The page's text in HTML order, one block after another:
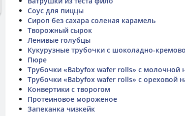
Соус для пиццы
Сироп без сахара соленая карамель
Творожный сырок
Ленивые голубцы
Кукурузные трубочки с шоколадно-
Пюре
Трубочки «Babyfox wafer rolls» с молочной
Трубочки «Babyfox wafer rolls» с ореховой
Конвертики с творогом
Протеиновое мороженое
Запеканка чизкейк